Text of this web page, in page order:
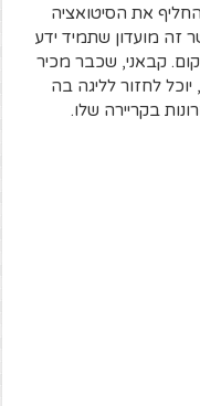
את הסיטואציה
זה מועדון שתמיד ידע
30 ולתת להם מקום. קבאני, שכבר מכיר
לחזור לליגה בה
בקריירה שלו.